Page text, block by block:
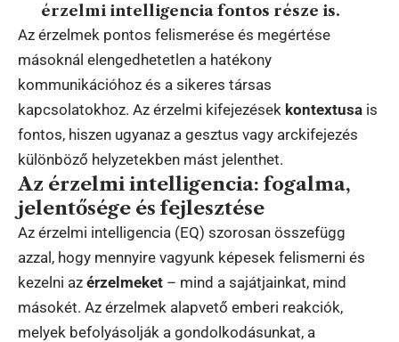
érzelmi intelligencia fontos része is.
Az érzelmek pontos felismerése és megértése
másoknál elengedhetetlen a hatékony
kommunikációhoz és a sikeres társas
kapcsolatokhoz. Az érzelmi kifejezések kontextusa is
fontos, hiszen ugyanaz a gesztus vagy arckifejezés
különböző helyzetekben mást jelenthet.
Az érzelmi intelligencia: fogalma,
jelentősége és fejlesztése
Az érzelmi intelligencia (EQ) szorosan összefügg
azzal, hogy mennyire vagyunk képesek felismerni és
kezelni az érzelmeket – mind a sajátjainkat, mind
másokét. Az érzelmek alapvető emberi reakciók,
melyek befolyásolják a gondolkodásunkat, a